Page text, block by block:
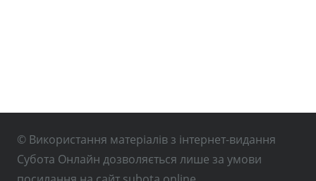
© Використання матеріалів з інтернет-видання
Субота Онлайн дозволяється лише за умови